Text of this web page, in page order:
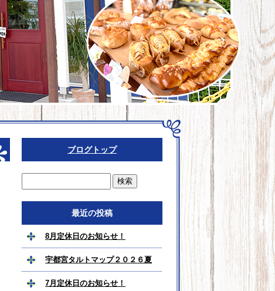
ブログトップ
最近の投稿
8月定休日のお知らせ！
宇都宮タルトマップ２０２６夏
7月定休日のお知らせ！